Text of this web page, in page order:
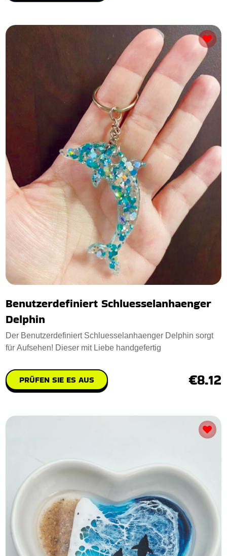
Benutzerdefiniert Schluesselanhaenger
Delphin
Der Benutzerdefiniert Schluesselanhaenger Delphin sorgt
für Aufsehen! Dieser mit Liebe handgefertig
PRÜFEN SIE ES AUS €8.12